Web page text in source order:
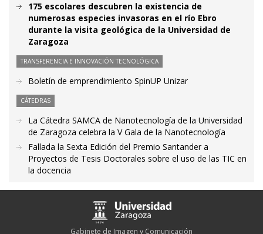
175 escolares descubren la existencia de
numerosas especies invasoras en el río Ebro
durante la visita geológica de la Universidad de
Zaragoza
TRANSFERENCIA E INNOVACIÓN TECNOLÓGICA
Boletín de emprendimiento SpinUP Unizar
CÁTEDRAS
La Cátedra SAMCA de Nanotecnología de la Universidad
de Zaragoza celebra la V Gala de la Nanotecnología
Fallada la Sexta Edición del Premio Santander a
Proyectos de Tesis Doctorales sobre el uso de las TIC en
la docencia
Gabinete de Imagen y Comunicación